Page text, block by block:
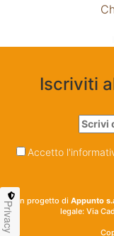
Iscriviti
Accetto
Un progetto di Appunto
legale: Via
Privacy